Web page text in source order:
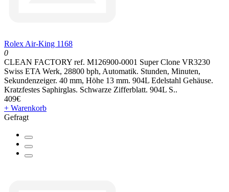
Rolex Air-King 1168
0
CLEAN FACTORY ref. M126900-0001 Super Clone VR3230
Swiss ETA Werk, 28800 bph, Automatik. Stunden, Minuten,
Sekundenzeiger. 40 mm, Höhe 13 mm. 904L Edelstahl Gehäuse.
Kratzfestes Saphirglas. Schwarze Zifferblatt. 904L S..
409€
+ Warenkorb
Gefragt